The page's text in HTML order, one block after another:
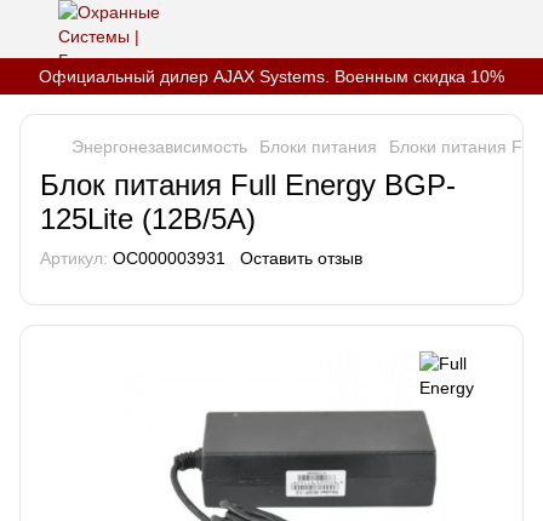
Официальный дилер AJAX Systems. Военным скидка 10%
Энергонезависимость Блоки питания Блоки питания
Блок питания Full Energy BGP-
125Lite (12В/5А)
Артикул: OC000003931 Оставить отзыв